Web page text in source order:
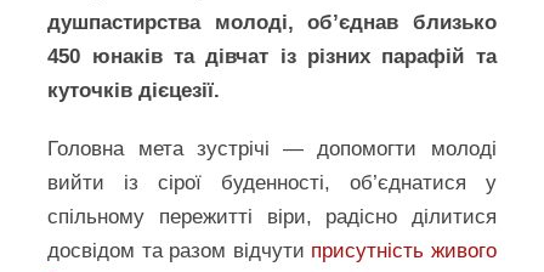
душпастирства молоді, об’єднав близько
450 юнаків та дівчат із різних парафій та
куточків дієцезії.
Головна мета зустрічі — допомогти молоді
вийти із сірої буденності, об’єднатися у
спільному пережитті віри, радісно ділитися
досвідом та разом відчути присутність живого